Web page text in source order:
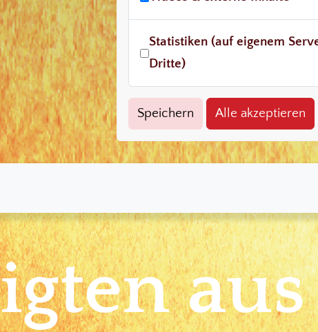
Statistiken (auf eigenem
Dritte)